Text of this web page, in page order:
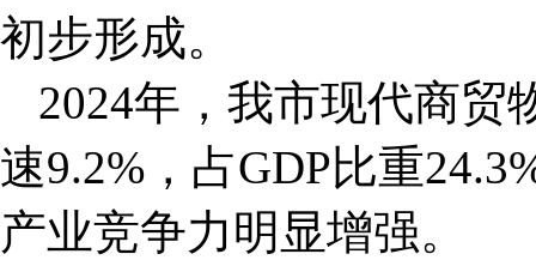
初步形成。
2024年，我市现代商贸
速9.2%，占GDP比重
产业竞争力明显增强。